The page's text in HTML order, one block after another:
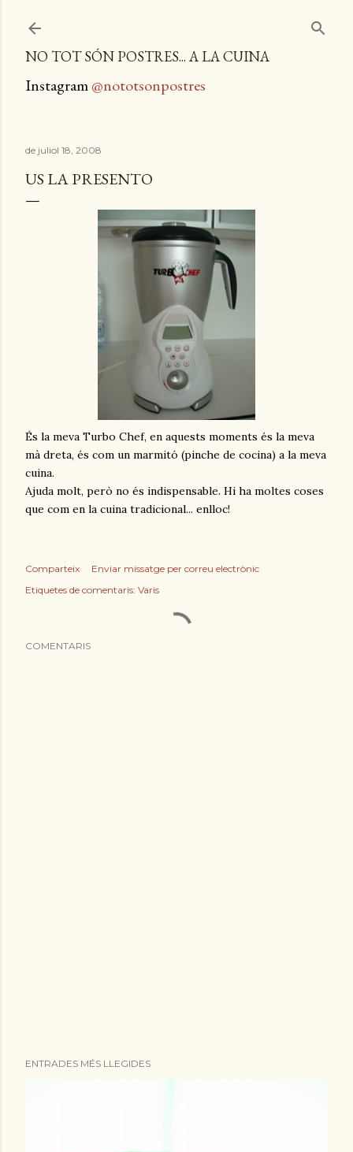
NO TOT SÓN POSTRES... A LA CUINA
Instagram@nototsonpostres
de juliol 18, 2008
US LA PRESENTO
És la meva Turbo Chef, en aquests moments és la meva
mà dreta, és com un marmitó (pinche de cocina) a la meva
cuina.
Ajuda molt, però no és indispensable. Hi ha moltes coses
que com en la cuina tradicional... enlloc!
Comparteix
Enviar missatge per correu electrònic
Etiquetes de comentaris: Varis
COMENTARIS
ENTRADES MÉS LLEGIDES